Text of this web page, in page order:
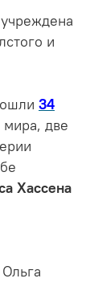
и
34
мира, две
Хассена